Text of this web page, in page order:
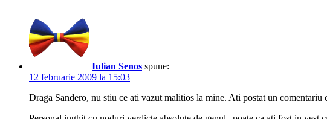
Iulian Senos spune:
12 februarie 2009 la 15:03
Draga Sandero, nu stiu ce ati vazut malitios la mine. Ati postat un comentariu